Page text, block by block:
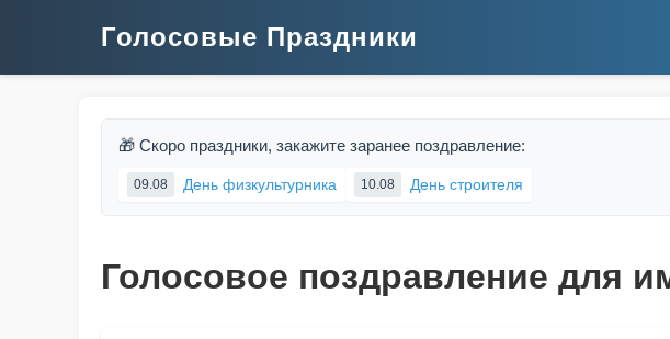
Голосовые Праздники
🎁 Скоро праздники, закажите заранее поздравление:
09.08 День физкультурника 10.08 День строителя
Голосовое поздравление для